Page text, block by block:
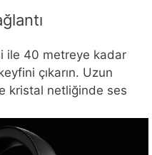
ile 40 metreye kadar
çıkarın. Uzun
kristal netliğinde ses